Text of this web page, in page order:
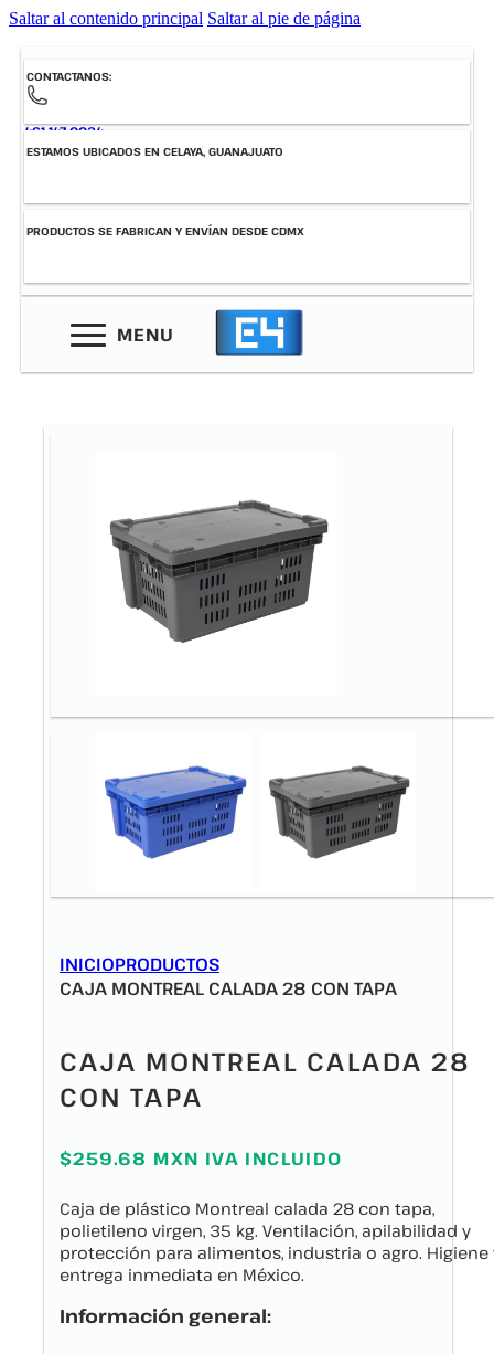
Saltar al contenido principal Saltar al pie de página
CONTACTANOS:
461-147-0034
ESTAMOS UBICADOS EN CELAYA, GUANAJUATO
PRODUCTOS SE FABRICAN Y ENVÍAN DESDE CDMX
MENU
INICIOPRODUCTOS
CAJA MONTREAL CALADA 28 CON TAPA
CAJA MONTREAL CALADA 28
CON TAPA
$259.68 MXN IVA INCLUIDO
Caja de plástico Montreal calada 28 con tapa,
polietileno virgen, 35 kg. Ventilación, apilabilidad y
protección para alimentos, industria o agro. Higiene
entrega inmediata en México.
Información general: